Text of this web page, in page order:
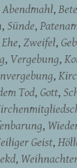
Abendmahl
Sünde
Ehe Zweifel
Vergebung
Tod Gott
Geist
ekd